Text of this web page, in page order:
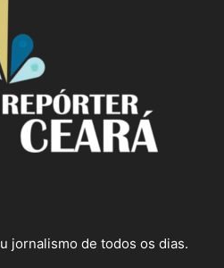
jornalismo de todos os dias.